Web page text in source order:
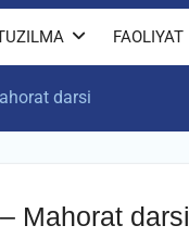
FAOLIYAT
darsi
Mahorat darsi